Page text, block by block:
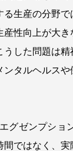
生産の分野で
性向上が大
した問題は
タルヘルスや
グゼンプショ
ではなく、実